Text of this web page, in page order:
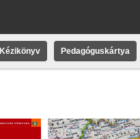
Kézikönyv Pedagóguskártya